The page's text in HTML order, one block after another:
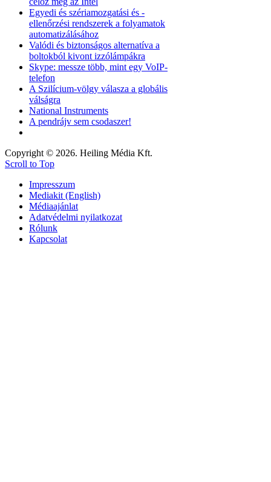
Egyedi és szériamozgatási és -
ellenőrzési rendszerek a folyamatok
automatizálásához
Valódi és biztonságos alternatíva a
boltokból kivont izzólámpákra
Skype: messze több, mint egy VoIP-
telefon
A Szilícium-völgy válasza a globális
válságra
National Instruments
A pendrájv sem csodaszer!
Copyright © 2026. Heiling Média Kft.
Scroll to Top
Impresszum
Mediakit (English)
Médiaajánlat
Adatvédelmi nyilatkozat
Rólunk
Kapcsolat